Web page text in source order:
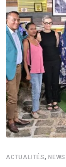
ACTUALITÉS, NEWS